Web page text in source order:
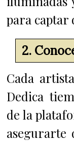
para captar
2.
Cada
Dedica
de la
asegurarte